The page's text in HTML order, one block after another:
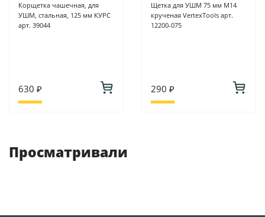
Корщетка чашечная, для
УШМ, стальная, 125 мм КУРС
арт. 39044
630 ₽
Щетка для УШМ 75 мм М14
крученая VertexTools арт.
12200-075
290 ₽
Просматривали